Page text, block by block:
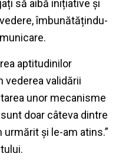
să aibă inițiative și
îmbunătățindu-
aptitudinilor
vederea validării
unor mecanisme
doar câteva dintre
și le-am atins.”